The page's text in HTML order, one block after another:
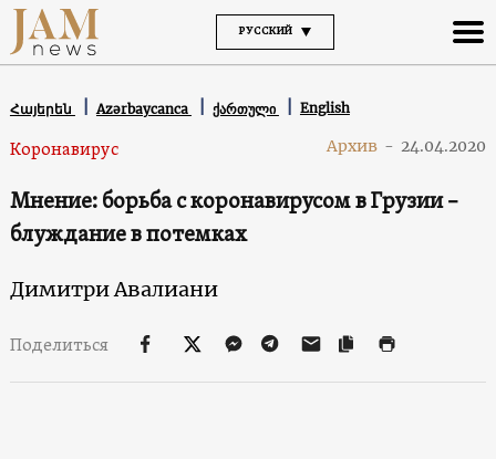
РУССКИЙ
Հայերեն Azərbaycanca ქართული English
Коронавирус Архив - 24.04.2020
Мнение: борьба с коронавирусом в Грузии –
блуждание в потемках
Димитри Авалиани
Поделиться